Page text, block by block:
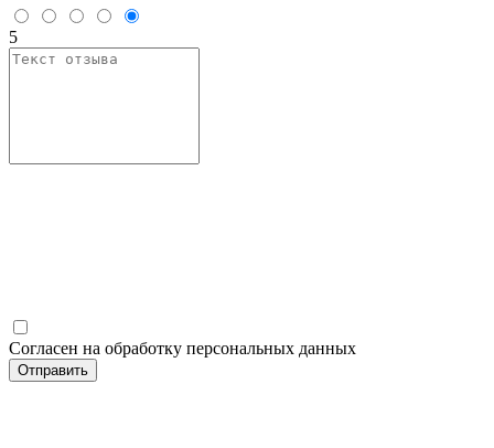
5
Согласен на обработку персональных данных